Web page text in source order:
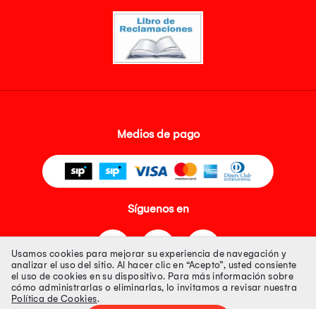
Medios de pago
Síguenos en
Tienda 100% Segura
Usamos cookies para mejorar su experiencia de navegación y
analizar el uso del sitio. Al hacer clic en “Acepto”, usted consiente
el uso de cookies en su dispositivo. Para más información sobre
cómo administrarlas o eliminarlas, lo invitamos a revisar nuestra
Política de Cookies.